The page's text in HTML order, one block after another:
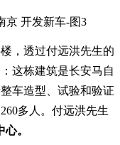
，透过付远洪先生的
这栋建筑是长安马自
车造型、试验和验证
多人。付远洪先生
。